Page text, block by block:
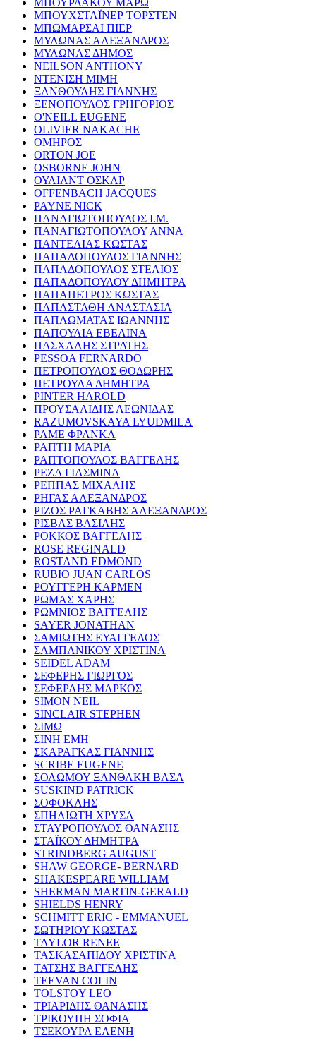
ΜΠΟΥΡΔΑΚΟΥ ΜΑΡΩ
ΜΠΟΥΧΣΤΑΪΝΕΡ ΤΟΡΣΤΕΝ
ΜΠΩΜΑΡΣΑΙ ΠΙΕΡ
ΜΥΛΩΝΑΣ ΑΛΕΞΑΝΔΡΟΣ
ΜΥΛΩΝΑΣ ΔΗΜΟΣ
NEILSON ANTHONY
ΝΤΕΝΙΣΗ ΜΙΜΗ
ΞΑΝΘΟΥΛΗΣ ΓΙΑΝΝΗΣ
ΞΕΝΟΠΟΥΛΟΣ ΓΡΗΓΟΡΙΟΣ
O'NEILL EUGENE
OLIVIER NAKACHE
ΟΜΗΡΟΣ
ORTON JOE
OSBORNE JOHN
ΟΥΑΙΛΝΤ ΟΣΚΑΡ
OFFENBACH JACQUES
PAYNE NICK
ΠΑΝΑΓΙΩΤΟΠΟΥΛΟΣ Ι.Μ.
ΠΑΝΑΓΙΩΤΟΠΟΥΛΟΥ ΑΝΝΑ
ΠΑΝΤΕΛΙΑΣ ΚΩΣΤΑΣ
ΠΑΠΑΔΟΠΟΥΛΟΣ ΓΙΑΝΝΗΣ
ΠΑΠΑΔΟΠΟΥΛΟΣ ΣΤΕΛΙΟΣ
ΠΑΠΑΔΟΠΟΥΛΟΥ ΔΗΜΗΤΡΑ
ΠΑΠΑΠΕΤΡΟΣ ΚΩΣΤΑΣ
ΠΑΠΑΣΤΑΘΗ ΑΝΑΣΤΑΣΙΑ
ΠΑΠΛΩΜΑΤΑΣ ΙΩΑΝΝΗΣ
ΠΑΠΟΥΛΙΑ ΕΒΕΛΙΝΑ
ΠΑΣΧΑΛΗΣ ΣΤΡΑΤΗΣ
PESSOA FERNARDO
ΠΕΤΡΟΠΟΥΛΟΣ ΘΟΔΩΡΗΣ
ΠΕΤΡΟΥΛΑ ΔΗΜΗΤΡΑ
PINTER HAROLD
ΠΡΟΥΣΑΛΙΔΗΣ ΛΕΩΝΙΔΑΣ
RAZUMOVSKAYA LYUDMILA
ΡΑΜΕ ΦΡΑΝΚΑ
ΡΑΠΤΗ ΜΑΡΙΑ
ΡΑΠΤΟΠΟΥΛΟΣ ΒΑΓΓΕΛΗΣ
ΡΕΖΑ ΓΙΑΣΜΙΝΑ
ΡΕΠΠΑΣ ΜΙΧΑΛΗΣ
ΡΗΓΑΣ ΑΛΕΞΑΝΔΡΟΣ
ΡΙΖΟΣ ΡΑΓΚΑΒΗΣ ΑΛΕΞΑΝΔΡΟΣ
ΡΙΣΒΑΣ ΒΑΣΙΛΗΣ
ΡΟΚΚΟΣ ΒΑΓΓΕΛΗΣ
ROSE REGINALD
ROSTAND EDMOND
RUBIO JUAN CARLOS
ΡΟΥΓΓΕΡΗ ΚΑΡΜΕΝ
ΡΩΜΑΣ ΧΑΡΗΣ
ΡΩΜΝΙΟΣ ΒΑΓΓΕΛΗΣ
SAYER JONATHAN
ΣΑΜΙΩΤΗΣ ΕΥΑΓΓΕΛΟΣ
ΣΑΜΠΑΝΙΚΟΥ ΧΡΙΣΤΙΝΑ
SEIDEL ADAM
ΣΕΦΕΡΗΣ ΓΙΩΡΓΟΣ
ΣΕΦΕΡΛΗΣ ΜΑΡΚΟΣ
SIMON NEIL
SINCLAIR STEPHEN
ΣΙΜΩ
ΣΙΝΗ ΕΜΗ
ΣΚΑΡΑΓΚΑΣ ΓΙΑΝΝΗΣ
SCRIBE EUGENE
ΣΟΛΩΜΟΥ ΞΑΝΘΑΚΗ ΒΑΣΑ
SUSKIND PATRICK
ΣΟΦΟΚΛΗΣ
ΣΠΗΛΙΩΤΗ ΧΡΥΣΑ
ΣΤΑΥΡΟΠΟΥΛΟΣ ΘΑΝΑΣΗΣ
ΣΤΑΪΚΟΥ ΔΗΜΗΤΡΑ
STRINDBERG AUGUST
SHAW GEORGE- BERNARD
SHAKESPEARE WILLIAM
SHERMAN MARTIN-GERALD
SHIELDS HENRY
SCHMITT ERIC - EMMANUEL
ΣΩΤΗΡΙΟΥ ΚΩΣΤΑΣ
TAYLOR RENEE
ΤΑΣΚΑΣΑΠΙΔΟΥ ΧΡΙΣΤΙΝΑ
ΤΑΤΣΗΣ ΒΑΓΓΕΛΗΣ
TEEVAN COLIN
TOLSTOY LEO
ΤΡΙΑΡΙΔΗΣ ΘΑΝΑΣΗΣ
ΤΡΙΚΟΥΠΗ ΣΟΦΙΑ
ΤΣΕΚΟΥΡΑ ΕΛΕΝΗ